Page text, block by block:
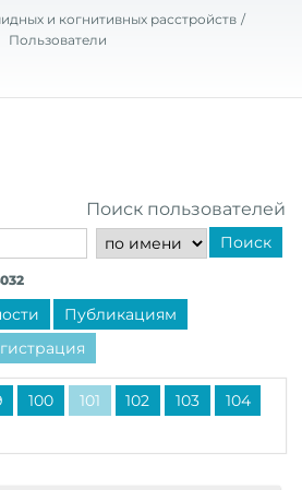
и когнитивных расстройств
Пользователи
Поиск пользователей
Поиск
Публикациям
100 101 102 103
104